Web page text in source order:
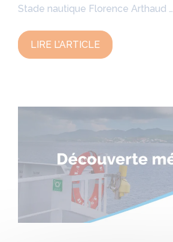
Stade nautique Florence Arthaud …
LIRE L’ARTICLE